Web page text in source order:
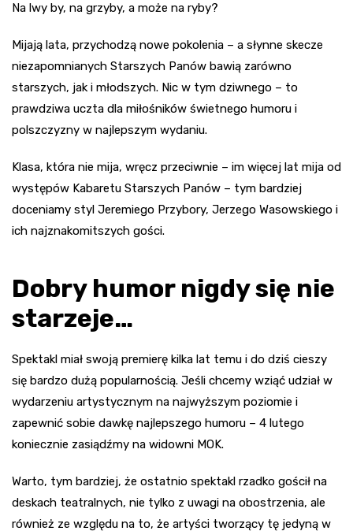
Na lwy by, na grzyby, a może na ryby?
Mijają lata, przychodzą nowe pokolenia – a słynne skecze
niezapomnianych Starszych Panów bawią zarówno
starszych, jak i młodszych. Nic w tym dziwnego – to
prawdziwa uczta dla miłośników świetnego humoru i
polszczyzny w najlepszym wydaniu.
Klasa, która nie mija, wręcz przeciwnie – im więcej lat mija od
występów Kabaretu Starszych Panów – tym bardziej
doceniamy styl Jeremiego Przybory, Jerzego Wasowskiego i
ich najznakomitszych gości.
Dobry humor nigdy się nie
starzeje…
Spektakl miał swoją premierę kilka lat temu i do dziś cieszy
się bardzo dużą popularnością. Jeśli chcemy wziąć udział w
wydarzeniu artystycznym na najwyższym poziomie i
zapewnić sobie dawkę najlepszego humoru – 4 lutego
koniecznie zasiądźmy na widowni MOK.
Warto, tym bardziej, że ostatnio spektakl rzadko gościł na
deskach teatralnych, nie tylko z uwagi na obostrzenia, ale
również ze względu na to, że artyści tworzący tę jedyną w